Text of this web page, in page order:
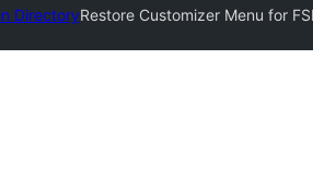
DirectoryRestore Customizer Menu for